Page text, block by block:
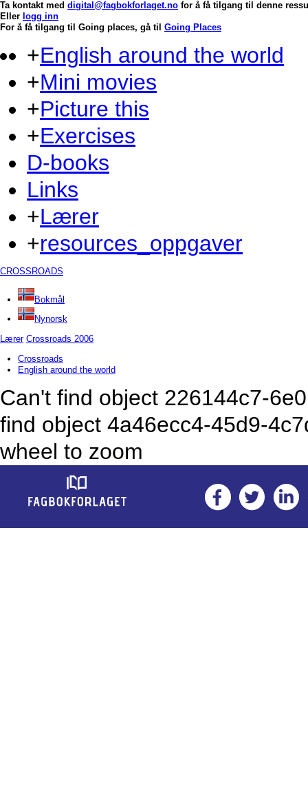
Ta kontakt med digital@fagbokforlaget.no for å få tilgang til denne
Eller logg inn
For å få tilgang til Going places, gå til Going Places
+English around the world
+Mini movies
+Picture this
+Exercises
D-books
Links
+Lærer
+resources_oppgaver
CROSSROADS
Bokmål
Nynorsk
Lærer Crossroads 2006
Crossroads
English around the world
Can't find object 226144c7-
find object 4a46ecc4-45d9-
wheel to zoom